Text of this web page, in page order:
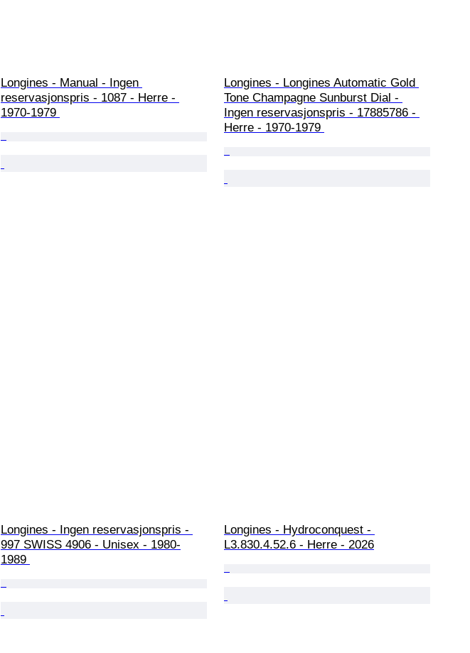
Longines - Manual - Ingen
reservasjonspris - 1087 - Herre -
1970-1979
Longines - Longines Automatic Gold
Tone Champagne Sunburst Dial -
Ingen reservasjonspris - 17885786 -
Herre - 1970-1979
Longines - Ingen reservasjonspris -
997 SWISS 4906 - Unisex - 1980-
1989
Longines - Hydroconquest -
L3.830.4.52.6 - Herre - 2026